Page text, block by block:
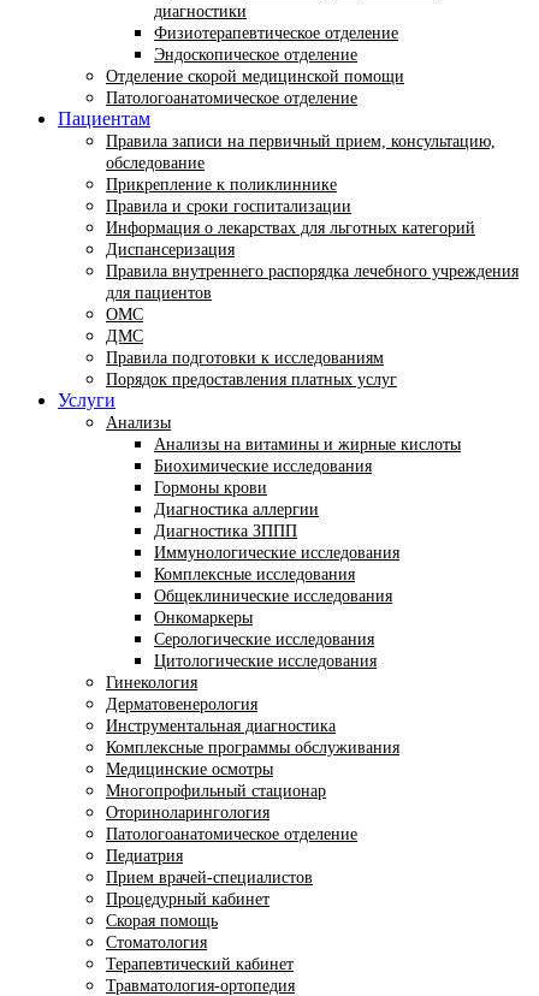
диагностики
Физиотерапевтическое отделение
Эндоскопическое отделение
Отделение скорой медицинской помощи
Патологоанатомическое отделение
Пациентам
Правила записи на первичный прием, консультацию,
обследование
Прикрепление к поликлиннике
Правила и сроки госпитализации
Информация о лекарствах для льготных категорий
Диспансеризация
Правила внутреннего распорядка лечебного учреждения
для пациентов
ОМС
ДМС
Правила подготовки к исследованиям
Порядок предоставления платных услуг
Услуги
Анализы
Анализы на витамины и жирные кислоты
Биохимические исследования
Гормоны крови
Диагностика аллергии
Диагностика ЗППП
Иммунологические исследования
Комплексные исследования
Общеклинические исследования
Онкомаркеры
Серологические исследования
Цитологические исследования
Гинекология
Дерматовенерология
Инструментальная диагностика
Комплексные программы обслуживания
Медицинские осмотры
Многопрофильный стационар
Оториноларингология
Патологоанатомическое отделение
Педиатрия
Прием врачей-специалистов
Процедурный кабинет
Скорая помощь
Стоматология
Терапевтический кабинет
Травматология-ортопедия